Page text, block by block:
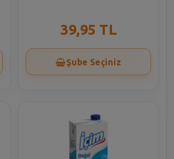
39,95 TL
Şube Seçiniz